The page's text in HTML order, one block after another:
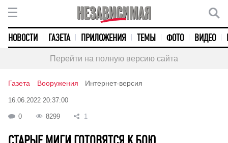
НОВОСТИ ГАЗЕТА ПРИЛОЖЕНИЯ ТЕМЫ ФОТО ВИДЕО
Перейти на полную версию сайта
Газета Вооружения Интернет-версия
16.06.2022 20:37:00
0 8299 1